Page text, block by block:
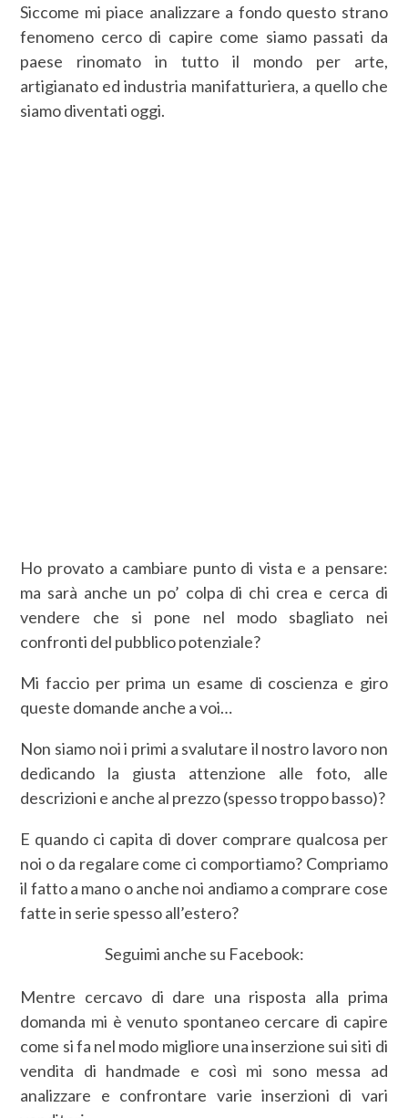
Siccome mi piace analizzare a fondo questo strano
fenomeno cerco di capire come siamo passati da
paese rinomato in tutto il mondo per arte,
artigianato ed industria manifatturiera, a quello che
siamo diventati oggi.
Ho provato a cambiare punto di vista e a pensare:
ma sarà anche un po’ colpa di chi crea e cerca di
vendere che si pone nel modo sbagliato nei
confronti del pubblico potenziale?
Mi faccio per prima un esame di coscienza e giro
queste domande anche a voi…
Non siamo noi i primi a svalutare il nostro lavoro non
dedicando la giusta attenzione alle foto, alle
descrizioni e anche al prezzo (spesso troppo basso)?
E quando ci capita di dover comprare qualcosa per
noi o da regalare come ci comportiamo? Compriamo
il fatto a mano o anche noi andiamo a comprare cose
fatte in serie spesso all’estero?
Seguimi anche su Facebook:
Mentre cercavo di dare una risposta alla prima
domanda mi è venuto spontaneo cercare di capire
come si fa nel modo migliore una inserzione sui siti di
vendita di handmade e così mi sono messa ad
analizzare e confrontare varie inserzioni di vari